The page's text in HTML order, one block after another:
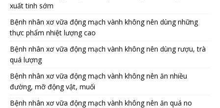
xuất tinh sớm
Bệnh nhân xơ vữa động mạch vành không nên dùng những
thực phẩm nhiệt lượng cao
Bệnh nhân xơ vữa động mạch vành không nên dùng rượu, trà
quá lượng
Bệnh nhân xơ vữa động mạch vành không nên ăn nhiều
đường, mỡ động vật, muối
Bệnh nhân xơ vữa động mạch vành không nên ăn quá no